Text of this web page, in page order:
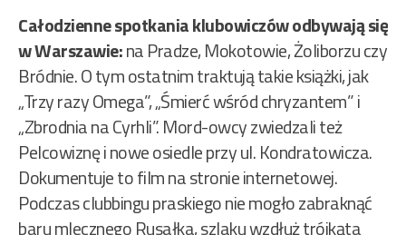
Całodzienne spotkania klubowiczów odbywają się
w Warszawie:na Pradze, Mokotowie, Żoliborzu czy
Bródnie. O tym ostatnim traktują takie książki, jak
„Trzy razy Omega”, „Śmierć wśród chryzantem” i
„Zbrodnia na Cyrhli”. Mord-owcy zwiedzali też
Pelcowiznę i nowe osiedle przy ul. Kondratowicza.
Dokumentuje to film na stronie internetowej.
Podczas clubbingu praskiego nie mogło zabraknąć
baru mlecznego Rusałka, szlaku wzdłuż trójkąta